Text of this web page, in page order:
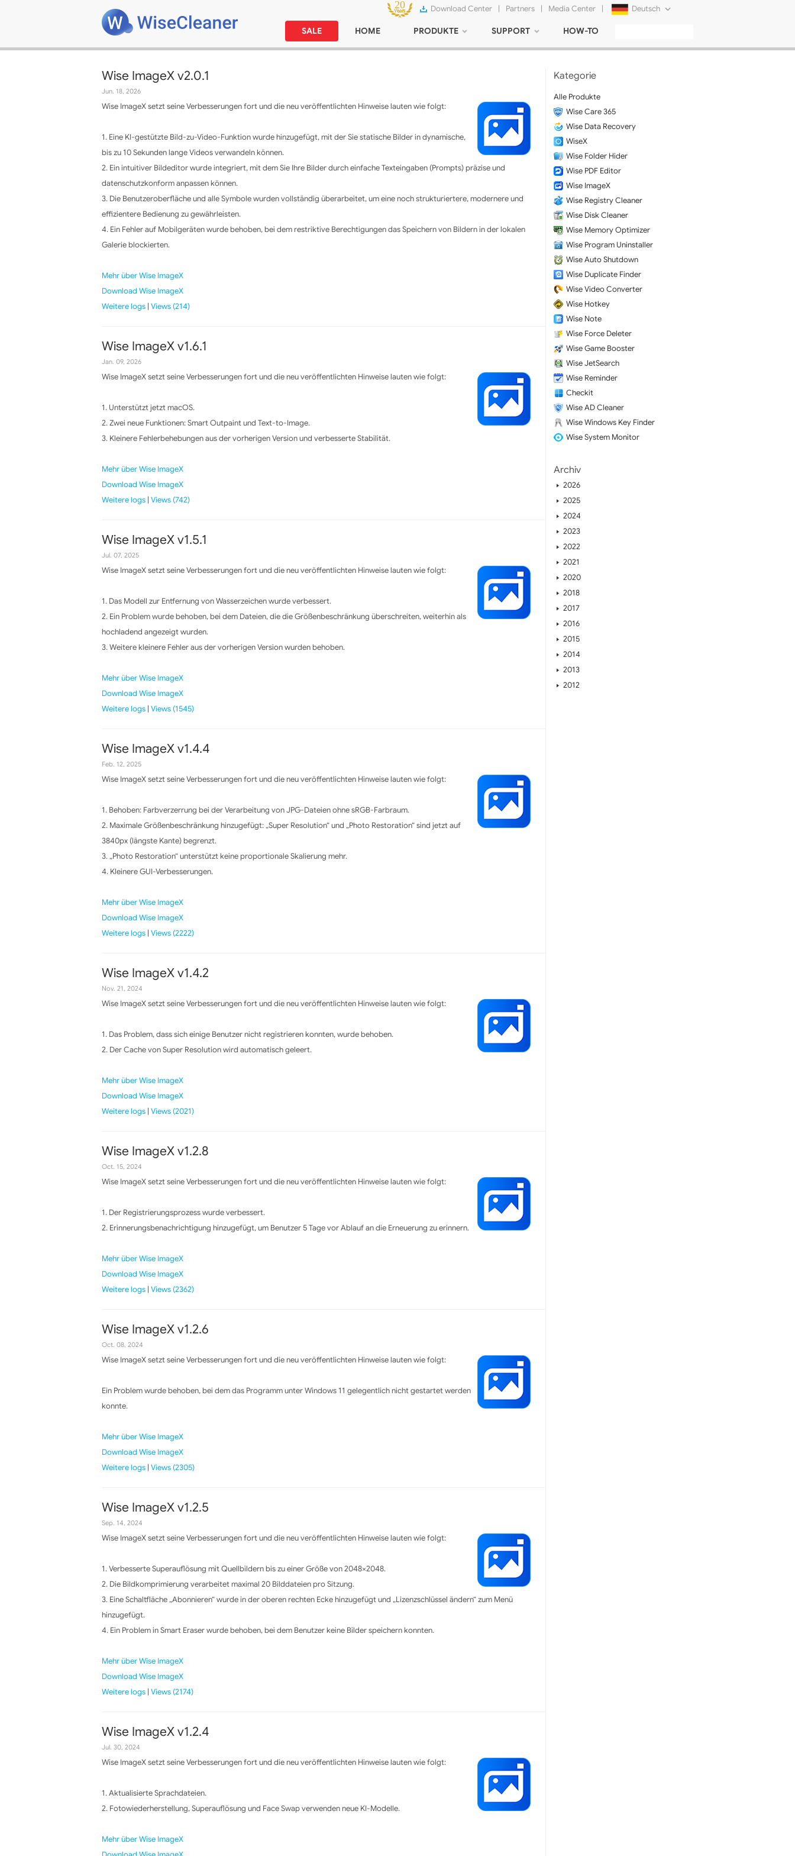
Download Center | Partners | Media Center | Deutsch
Tiếng Việt
SALE HOME PRODUKTE SUPPORT HOW-TO
Wise ImageX v2.0.1
Jun. 18, 2026
Wise ImageX setzt seine Verbesserungen fort und die neu veröffentlichten Hinweise lauten wie folgt:
1. Eine KI-gestützte Bild-zu-Video-Funktion wurde hinzugefügt, mit der Sie statische Bilder in dynamische,
bis zu 10 Sekunden lange Videos verwandeln können.
2. Ein intuitiver Bildeditor wurde integriert, mit dem Sie Ihre Bilder durch einfache Texteingaben (Prompts) präzise und
datenschutzkonform anpassen können.
3. Die Benutzeroberfläche und alle Symbole wurden vollständig überarbeitet, um eine noch strukturiertere, modernere und
effizientere Bedienung zu gewährleisten.
4. Ein Fehler auf Mobilgeräten wurde behoben, bei dem restriktive Berechtigungen das Speichern von Bildern in der lokalen
Galerie blockierten.
Mehr über Wise ImageX
Download Wise ImageX
Weitere logs | Views (214)
Wise ImageX v1.6.1
Jan. 09, 2026
Wise ImageX setzt seine Verbesserungen fort und die neu veröffentlichten Hinweise lauten wie folgt:
1. Unterstützt jetzt macOS.
2. Zwei neue Funktionen: Smart Outpaint und Text-to-Image.
3. Kleinere Fehlerbehebungen aus der vorherigen Version und verbesserte Stabilität.
Mehr über Wise ImageX
Download Wise ImageX
Weitere logs | Views (742)
Wise ImageX v1.5.1
Jul. 07, 2025
Wise ImageX setzt seine Verbesserungen fort und die neu veröffentlichten Hinweise lauten wie folgt:
1. Das Modell zur Entfernung von Wasserzeichen wurde verbessert.
2. Ein Problem wurde behoben, bei dem Dateien, die die Größenbeschränkung überschreiten, weiterhin als
hochladend angezeigt wurden.
3. Weitere kleinere Fehler aus der vorherigen Version wurden behoben.
Mehr über Wise ImageX
Download Wise ImageX
Weitere logs | Views (1545)
Wise ImageX v1.4.4
Feb. 12, 2025
Wise ImageX setzt seine Verbesserungen fort und die neu veröffentlichten Hinweise lauten wie folgt:
1. Behoben: Farbverzerrung bei der Verarbeitung von JPG-Dateien ohne sRGB-Farbraum.
2. Maximale Größenbeschränkung hinzugefügt: „Super Resolution“ und „Photo Restoration“ sind jetzt auf
3840px (längste Kante) begrenzt.
3. „Photo Restoration“ unterstützt keine proportionale Skalierung mehr.
4. Kleinere GUI-Verbesserungen.
Mehr über Wise ImageX
Download Wise ImageX
Weitere logs | Views (2222)
Wise ImageX v1.4.2
Nov. 21, 2024
Wise ImageX setzt seine Verbesserungen fort und die neu veröffentlichten Hinweise lauten wie folgt:
1. Das Problem, dass sich einige Benutzer nicht registrieren konnten, wurde behoben.
2. Der Cache von Super Resolution wird automatisch geleert.
Mehr über Wise ImageX
Download Wise ImageX
Weitere logs | Views (2021)
Wise ImageX v1.2.8
Oct. 15, 2024
Wise ImageX setzt seine Verbesserungen fort und die neu veröffentlichten Hinweise lauten wie folgt:
1. Der Registrierungsprozess wurde verbessert.
2. Erinnerungsbenachrichtigung hinzugefügt, um Benutzer 5 Tage vor Ablauf an die Erneuerung zu erinnern.
Mehr über Wise ImageX
Download Wise ImageX
Weitere logs | Views (2362)
Wise ImageX v1.2.6
Oct. 08, 2024
Wise ImageX setzt seine Verbesserungen fort und die neu veröffentlichten Hinweise lauten wie folgt:
Ein Problem wurde behoben, bei dem das Programm unter Windows 11 gelegentlich nicht gestartet werden
konnte.
Mehr über Wise ImageX
Download Wise ImageX
Weitere logs | Views (2305)
Wise ImageX v1.2.5
Sep. 14, 2024
Wise ImageX setzt seine Verbesserungen fort und die neu veröffentlichten Hinweise lauten wie folgt:
1. Verbesserte Superauflösung mit Quellbildern bis zu einer Größe von 2048×2048.
2. Die Bildkomprimierung verarbeitet maximal 20 Bilddateien pro Sitzung.
3. Eine Schaltfläche „Abonnieren“ wurde in der oberen rechten Ecke hinzugefügt und „Lizenzschlüssel ändern“ zum Menü
hinzugefügt.
4. Ein Problem in Smart Eraser wurde behoben, bei dem Benutzer keine Bilder speichern konnten.
Mehr über Wise ImageX
Download Wise ImageX
Weitere logs | Views (2174)
Wise ImageX v1.2.4
Jul. 30, 2024
Wise ImageX setzt seine Verbesserungen fort und die neu veröffentlichten Hinweise lauten wie folgt:
1. Aktualisierte Sprachdateien.
2. Fotowiederherstellung, Superauflösung und Face Swap verwenden neue KI-Modelle.
Mehr über Wise ImageX
Kategorie
Alle Produkte
Wise Care 365
Wise Data Recovery
WiseX
Wise Folder Hider
Wise PDF Editor
Wise ImageX
Wise Registry Cleaner
Wise Disk Cleaner
Wise Memory Optimizer
Wise Program Uninstaller
Wise Auto Shutdown
Wise Duplicate Finder
Wise Video Converter
Wise Hotkey
Wise Note
Wise Force Deleter
Wise Game Booster
Wise JetSearch
Wise Reminder
Checkit
Wise AD Cleaner
Wise Windows Key Finder
Wise System Monitor
Archiv
2026
2025
2024
2023
2022
2021
2020
2018
2017
2016
2015
2014
2013
2012